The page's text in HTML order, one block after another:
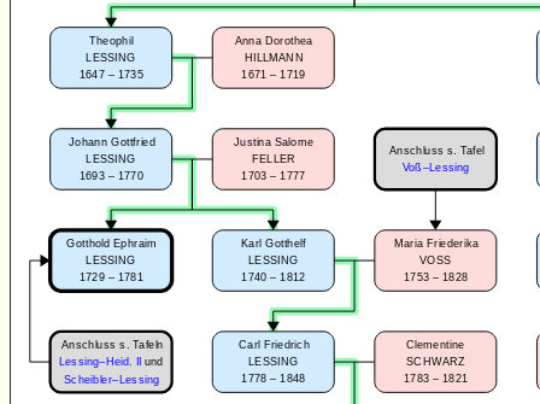
Carl Friedrich
LESSING
1778 – 1848
Clementine
SCHWARZ
1783 – 1821
Karl Gotthelf
LESSING
1740 – 1812
Maria Friederika
VOSS
1753 – 1828
Johann Gottfried
LESSING
1693 – 1770
Justina Salome
FELLER
1703 – 1777
Gotthold Ephraim
LESSING
1729 – 1781
Anschluss s. Tafel
Voß–Lessing
Theophil
LESSING
1647 – 1735
Anna Dorothea
HILLMANN
1671 – 1719
Anschluss s. Tafeln
Lessing–Heid. II und
Scheibler–Lessing